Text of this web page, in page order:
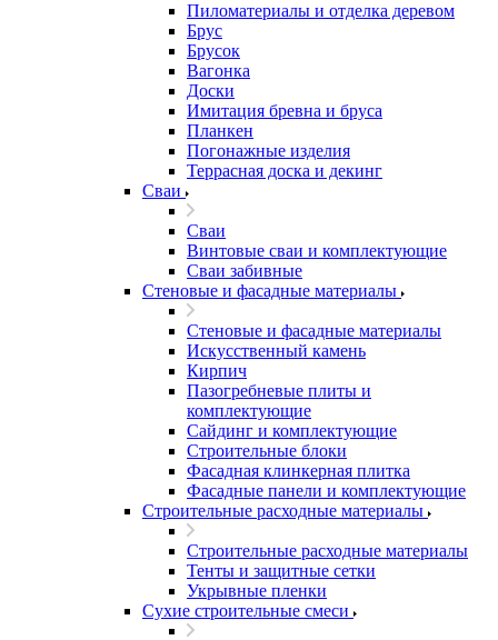
Пиломатериалы и отделка деревом
Брус
Брусок
Вагонка
Доски
Имитация бревна и бруса
Планкен
Погонажные изделия
Террасная доска и декинг
Сваи
Сваи
Винтовые сваи и комплектующие
Сваи забивные
Стеновые и фасадные материалы
Стеновые и фасадные материалы
Искусственный камень
Кирпич
Пазогребневые плиты и
комплектующие
Сайдинг и комплектующие
Строительные блоки
Фасадная клинкерная плитка
Фасадные панели и комплектующие
Строительные расходные материалы
Строительные расходные материалы
Тенты и защитные сетки
Укрывные пленки
Сухие строительные смеси